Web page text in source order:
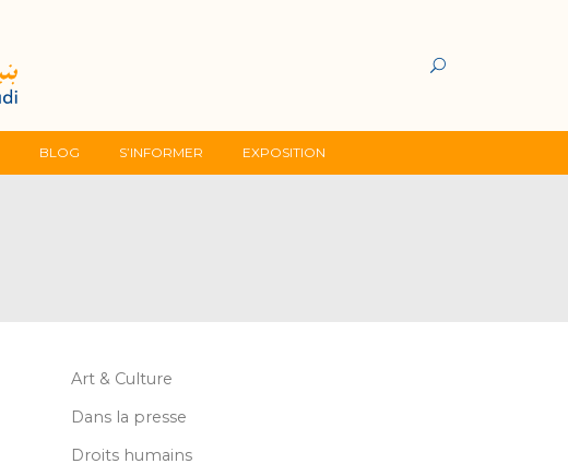
BLOG S’INFORMER EXPOSITION
Art & Culture
Dans la presse
Droits humains